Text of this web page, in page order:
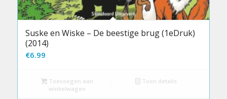
Suske en Wiske – De beestige brug (1eDruk)
(2014)
€6.99
Toevoegen aan
winkelwagen
Toon details